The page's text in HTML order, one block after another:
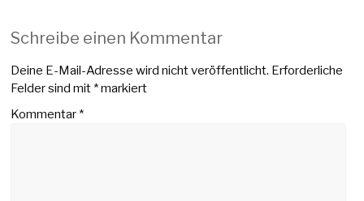
Schreibe einen Kommentar
Deine E-Mail-Adresse wird nicht veröffentlicht. Erforderliche
Felder sind mit*markiert
Kommentar*